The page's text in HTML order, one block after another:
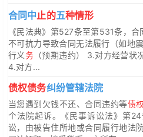
合同中 止的五种情形
《民法典》第527条至第531条，合
不可抗力导致合同无法履行（如地
行义务 （预期违约） 3.对方经营状
4.对方...
债权债务纠纷管辖法院
当您遇到欠钱不还、合同违约等债
个法院起诉。《民事诉讼法》第
讼，由被告住所地或合同履行地法